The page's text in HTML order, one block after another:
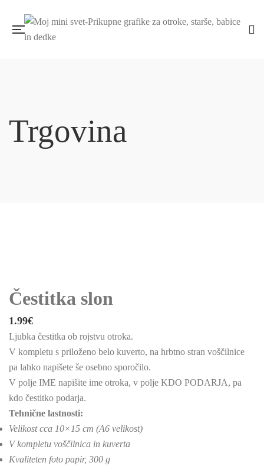
Trgovina
Čestitka slon
1.99€
Ljubka čestitka ob rojstvu otroka.
V kompletu s priloženo belo kuverto, na hrbtno stran voščilnice
pa lahko napišete še osebno sporočilo.
V polje IME napišite ime otroka, v polje KDO PODARJA, pa
kdo čestitko podarja.
Tehnične lastnosti:
Velikost cca 10×15 cm (A6 velikost)
V kompletu voščilnica in kuverta
Kvaliteten foto papir, 300 g